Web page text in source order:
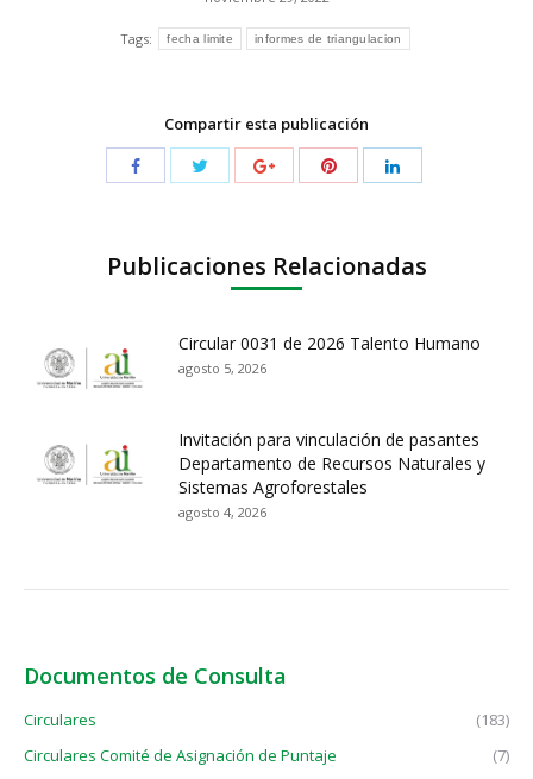
Tags: fecha limite informes de triangulacion
Compartir esta publicación
Publicaciones Relacionadas
Circular 0031 de 2026 Talento Humano
agosto 5, 2026
Invitación para vinculación de pasantes
Departamento de Recursos Naturales y
Sistemas Agroforestales
agosto 4, 2026
Documentos de Consulta
Circulares
(183)
Circulares Comité de Asignación de Puntaje
(7)